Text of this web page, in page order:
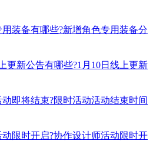
装备有哪些?新增角色专用装备分
更新公告有哪些?1月10日线上更新
即将结束?限时活动活动结束时间
限时开启?协作设计师活动限时开